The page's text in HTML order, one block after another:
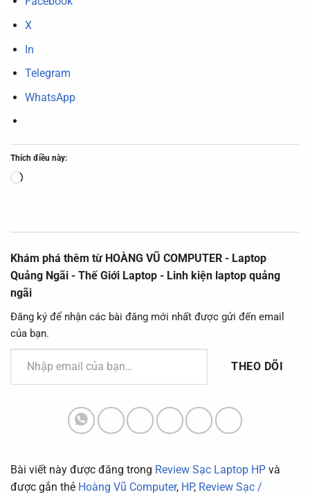
X
In
Telegram
WhatsApp
Thích điều này:
Đang
Khám phá thêm từ HOÀNG VŨ COMPUTER - Laptop
Quảng Ngãi - Thế Giới Laptop - Linh kiện laptop quảng
ngãi
Đăng ký để nhận các bài đăng mới nhất được gửi đến email
của bạn.
Nhập email của bạn…
THEO DÕI
Bài viết này được đăng trong Review Sạc Laptop HP và
được gắn thẻ Hoàng Vũ Computer, HP, Review Sạc /